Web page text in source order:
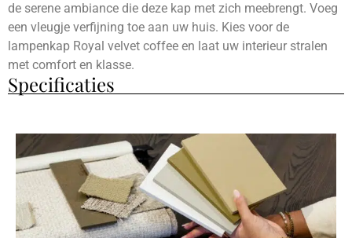
de serene ambiance die deze kap met zich meebrengt. Voeg
een vleugje verfijning toe aan uw huis. Kies voor de
lampenkap Royal velvet coffee en laat uw interieur stralen
met comfort en klasse.
Specificaties